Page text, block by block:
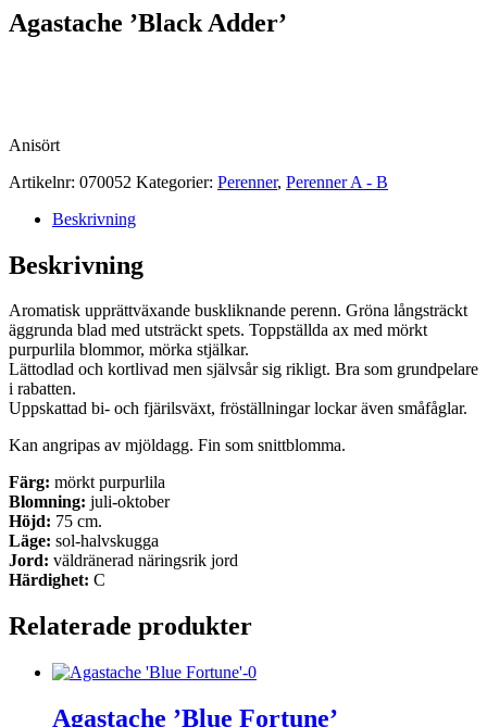
Agastache ’Black Adder’
Anisört
Artikelnr: 070052 Kategorier: Perenner, Perenner A - B
Beskrivning
Beskrivning
Aromatisk upprättväxande buskliknande perenn. Gröna långsträckt
äggrunda blad med utsträckt spets. Toppställda ax med mörkt
purpurlila blommor, mörka stjälkar.
Lättodlad och kortlivad men självsår sig rikligt. Bra som grundpelare
i rabatten.
Uppskattad bi- och fjärilsväxt, fröställningar lockar även småfåglar.
Kan angripas av mjöldagg. Fin som snittblomma.
Färg: mörkt purpurlila
Blomning: juli-oktober
Höjd: 75 cm.
Läge: sol-halvskugga
Jord: väldränerad näringsrik jord
Härdighet: C
Relaterade produkter
Agastache ’Blue Fortune’